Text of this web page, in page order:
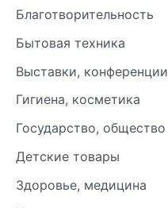
Благотворительность
Бытовая техника
Выставки, конференции
Гигиена, косметика
Государство, общество
Детские товары
Здоровье, медицина